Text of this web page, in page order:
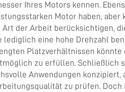
Ihres Motors kennen.
Motor haben,
der Arbeit berücksichtigen,
lediglich eine hohe Drehzahl
Platzverhältnissen
zu erfüllen. Schließlich
Anwendungen
zu prüfen.